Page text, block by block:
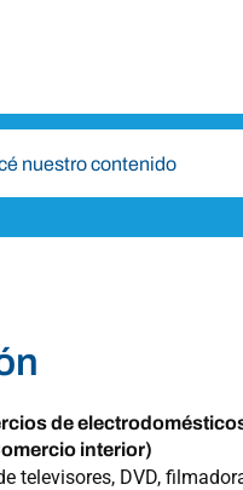
de
interior)
televisores, DVD,